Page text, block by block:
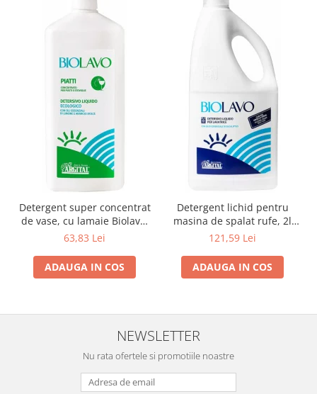
Detergent super concentrat
de vase, cu lamaie Biolavo,
1000ml Argital
63,83 Lei
ADAUGA IN COS
Detergent lichid pentru
masina de spalat rufe, 2l
Argital
121,59 Lei
ADAUGA IN COS
NEWSLETTER
Nu rata ofertele si promotiile noastre